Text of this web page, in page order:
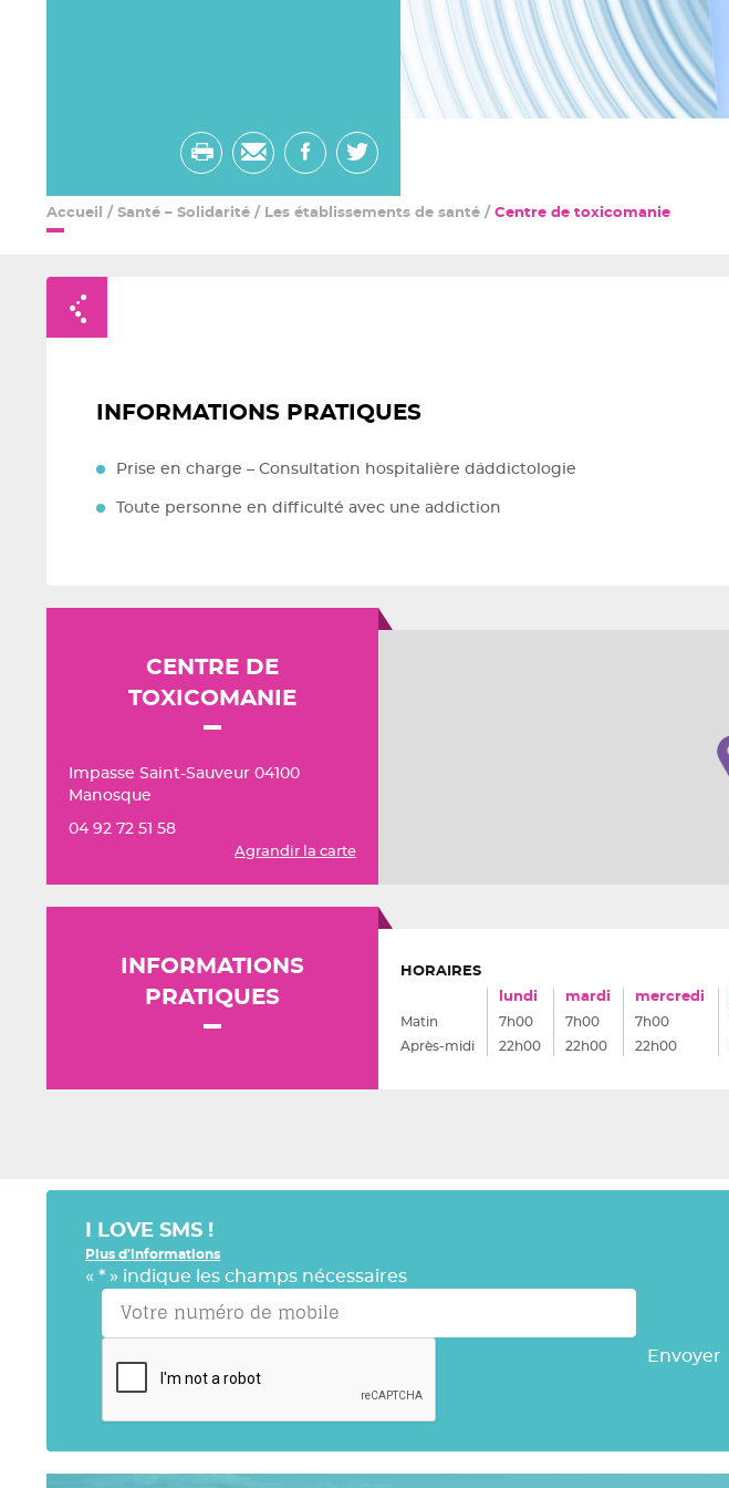
ImprimerEnvoyer
par
Partager
sur
Partager
sur
Accueil / Santé – Solidarité / Les établissements de santé / Centre de toxicomanie
INFORMATIONS PRATIQUES
Prise en charge – Consultation hospitalière d´addictologie
Toute personne en difficulté avec une addiction
CENTRE DE
TOXICOMANIE
Impasse Saint-Sauveur 04100
Manosque
04 92 72 51 58
Agrandir la carte
INFORMATIONS
PRATIQUES
HORAIRES
lundi
mardi mercredi
Matin 7h00 7h00 7h00
Après-midi
22h00 22h00 22h00
I LOVE SMS !
Plus d'informations
« * » indique les champs nécessaires
Envoyer